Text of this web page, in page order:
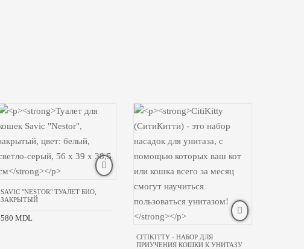
SAVIC "NESTOR" ТУАЛЕТ БИО,
ЗАКРЫТЫЙ
580 MDL
CITIKITTY - НАБОР ДЛЯ
ПРИУЧЕНИЯ КОШКИ К УНИТАЗУ